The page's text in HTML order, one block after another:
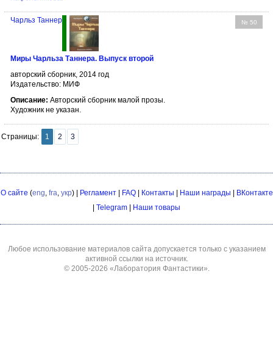
№ 50
Чарльз Таннер
Миры Чарльза Таннера. Выпуск второй
авторский сборник, 2014 год
Издательство: МИФ
Описание: Авторский сборник малой прозы.
Художник не указан.
Страницы: 1 2 3
О сайте (eng, fra, укр) | Регламент| FAQ| Контакты Наши награды
ВКонтакте
Telegram Наши товары
Любое использование материалов сайта допускается только с указанием
активной ссылки на источник.
© 2005-2026 «Лаборатория Фантастики».